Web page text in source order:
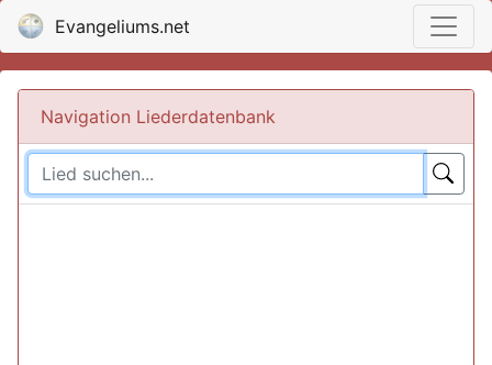
Evangeliums.net
Navigation Liederdatenbank